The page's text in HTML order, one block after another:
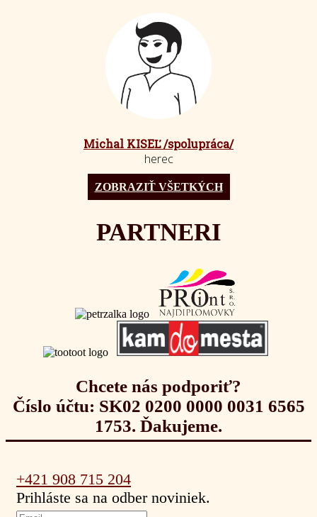
Michal KISEĽ /spolupráca/
herec
ZOBRAZIŤ VŠETKÝCH
PARTNERI
Chcete nás podporiť?
Číslo účtu: SK02 0200 0000 0031 6565
1753. Ďakujeme.
+421 908 715 204
Prihláste sa na odber noviniek.